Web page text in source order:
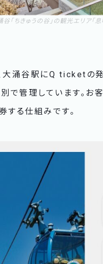
「ちきゅうの谷」の観光エリア
大涌谷駅にQ ticketの
で管理しています。お
る仕組みです。